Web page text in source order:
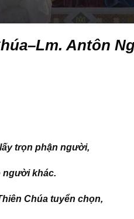
Antôn
trọn phận người,
người khác.
Chúa tuyển chọn,